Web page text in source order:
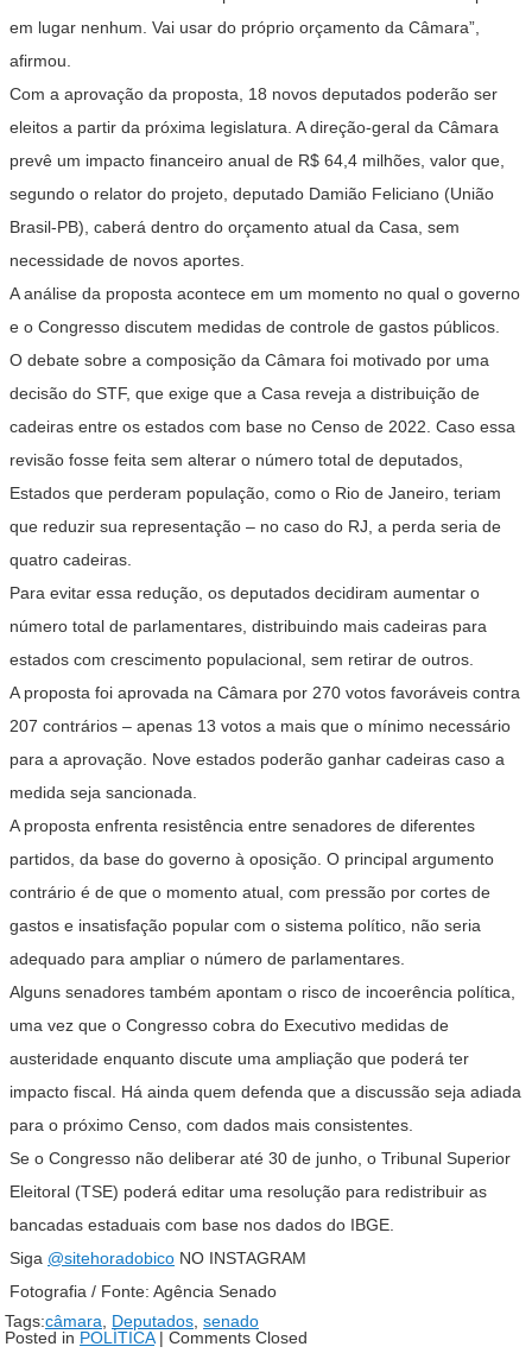
em lugar nenhum. Vai usar do próprio orçamento da Câmara”,
afirmou.
Com a aprovação da proposta, 18 novos deputados poderão ser
eleitos a partir da próxima legislatura. A direção-geral da Câmara
prevê um impacto financeiro anual de R$ 64,4 milhões, valor que,
segundo o relator do projeto, deputado Damião Feliciano (União
Brasil-PB), caberá dentro do orçamento atual da Casa, sem
necessidade de novos aportes.
A análise da proposta acontece em um momento no qual o governo
e o Congresso discutem medidas de controle de gastos públicos.
O debate sobre a composição da Câmara foi motivado por uma
decisão do STF, que exige que a Casa reveja a distribuição de
cadeiras entre os estados com base no Censo de 2022. Caso essa
revisão fosse feita sem alterar o número total de deputados,
Estados que perderam população, como o Rio de Janeiro, teriam
que reduzir sua representação – no caso do RJ, a perda seria de
quatro cadeiras.
Para evitar essa redução, os deputados decidiram aumentar o
número total de parlamentares, distribuindo mais cadeiras para
estados com crescimento populacional, sem retirar de outros.
A proposta foi aprovada na Câmara por 270 votos favoráveis contra
207 contrários – apenas 13 votos a mais que o mínimo necessário
para a aprovação. Nove estados poderão ganhar cadeiras caso a
medida seja sancionada.
A proposta enfrenta resistência entre senadores de diferentes
partidos, da base do governo à oposição. O principal argumento
contrário é de que o momento atual, com pressão por cortes de
gastos e insatisfação popular com o sistema político, não seria
adequado para ampliar o número de parlamentares.
Alguns senadores também apontam o risco de incoerência política,
uma vez que o Congresso cobra do Executivo medidas de
austeridade enquanto discute uma ampliação que poderá ter
impacto fiscal. Há ainda quem defenda que a discussão seja adiada
para o próximo Censo, com dados mais consistentes.
Se o Congresso não deliberar até 30 de junho, o Tribunal Superior
Eleitoral (TSE) poderá editar uma resolução para redistribuir as
bancadas estaduais com base nos dados do IBGE.
Siga @sitehoradobico NO INSTAGRAM
Fotografia / Fonte: Agência Senado
Tags:câmara Deputados senado
Posted in POLÍTICA| Comments Closed